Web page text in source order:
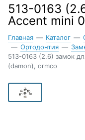
513-0163
Accent mini
Главная — Каталог —
— Ортодонтия —
513-0163 (2.6) замок
(damon), ormco